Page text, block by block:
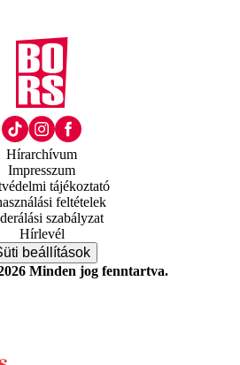
Hírarchívum
Impresszum
tájékoztató
feltételek
szabályzat
Hírlevél
beállítások
Minden jog fenntartva.